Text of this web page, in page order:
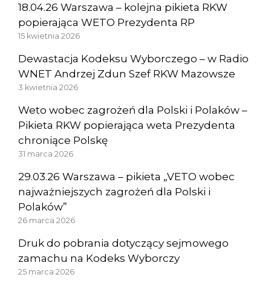
18.04.26 Warszawa – kolejna pikieta RKW
popierająca WETO Prezydenta RP
15 kwietnia 2026
Dewastacja Kodeksu Wyborczego – w Radio
WNET Andrzej Zdun Szef RKW Mazowsze
3 kwietnia 2026
Weto wobec zagrożeń dla Polski i Polaków –
Pikieta RKW popierająca weta Prezydenta
chroniące Polskę
31 marca 2026
29.03.26 Warszawa – pikieta „VETO wobec
najważniejszych zagrożeń dla Polski i
Polaków”
26 marca 2026
Druk do pobrania dotyczący sejmowego
zamachu na Kodeks Wyborczy
25 marca 2026